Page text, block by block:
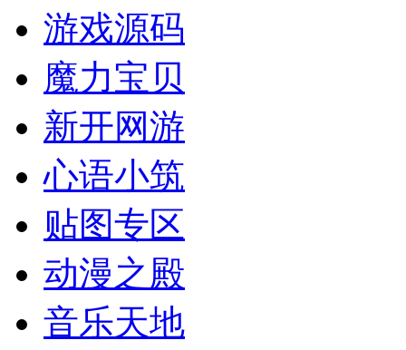
游戏源码
魔力宝贝
新开网游
心语小筑
贴图专区
动漫之殿
音乐天地